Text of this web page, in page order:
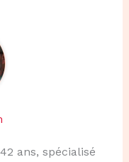
ans, spécialisé